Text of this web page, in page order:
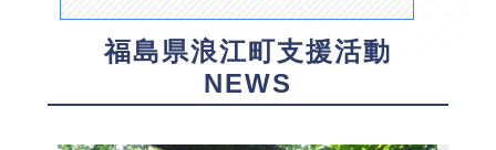
福島県浪江町支援活動
NEWS